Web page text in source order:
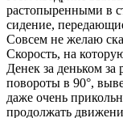
растопыренными в
сидение,
Совсем не желаю
Скорость, на
Денек за деньком за
повороты в 90°,
даже очень
продолжать